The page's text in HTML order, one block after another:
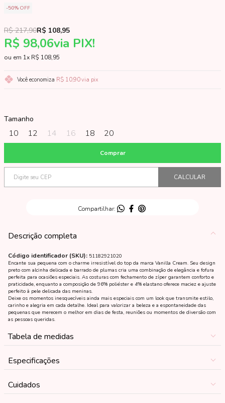
50% OFF
R$ 98,06via PIX!
R$ 217,90R$ 108,95
1x R$ 108,95
Você economiza R$ 10,90via pix
Tamanho
10 12 14 16 18 20
Descrição completa
Código identificador (SKU): 51182921020
Encante sua pequena com o charme irresistível do top da marca Vanilla Cream. Seu design
preto com alcinha delicada e barrado de plumas cria uma combinação de elegância e fofura
perfeita para ocasiões especiais. As costuras com fechamento de zíper garantem conforto e
praticidade, enquanto a composição de 96% poliéster e 4% elastano oferece maciez e ajuste
perfeito à pele delicada das meninas.
Deixe os momentos inesquecíveis ainda mais especiais com um look que transmite estilo,
carinho e alegria em cada detalhe. Ideal para valorizar a beleza e a espontaneidade das
pequenas que merecem o melhor em dias de festa, reuniões ou momentos de diversão com
as pessoas queridas.
Tabela de medidas
Especificações
Cuidados